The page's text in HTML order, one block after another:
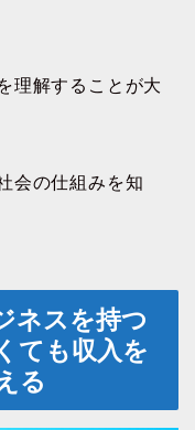
理解することが大
会の仕組みを知
ネスを持つ
ても収入を
る